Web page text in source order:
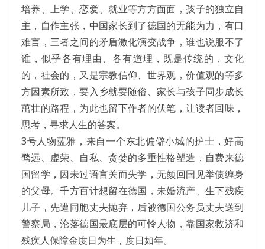
培养、上学、恋爱、就业等方方面面，孩子的独立自
主，自作主张，中国家长到了德国的无能为力，有口
难言，三者之间的矛盾激化演变战争，谁也说服不了
谁，似乎各有理由、各有道理，既是传统的，文化
的，社会的，又是宗教信仰、世界观，价值观的等多
方因素所致，要入乡就要随俗、家长与孩子同步成长
茁壮的路程，为此也留下作者的伏笔，让读者回味，
思考，寻求人生的答案。
3号人物蓝雅，来自一个东北偏僻小城的护士，好高
骛远、虚荣、自私、贪婪的多重性格塑造，自费来德
国留学，因未过语言关而失学，无颜回国见举债缠身
的父母。千方百计想留在德国，未婚流产、生下残疾
儿子，先遭同胞丈夫抛弃，后被德国公务员丈夫送到
警察局，沦落德国最底层的可怜人物，靠国家救济和
残疾人保障金度日为生，度日如年。